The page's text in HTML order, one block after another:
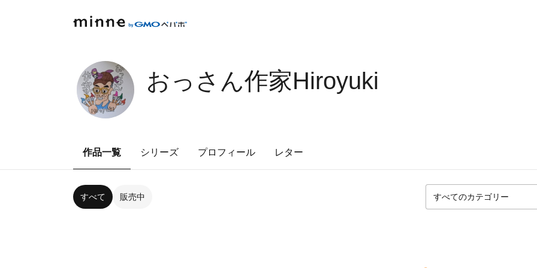
おっさん作家Hiroyuki
作品一覧 シリーズ プロフィール レター
すべて 販売中